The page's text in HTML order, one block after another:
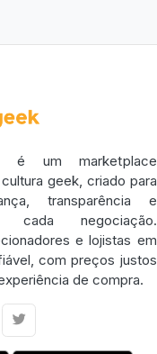
é um marketplace
geek, criado para
transparência e
cada negociação.
e lojistas em
com preços justos
de compra.